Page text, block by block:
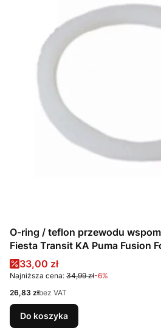
O-ring / teflon przewodu
Fiesta Transit KA Puma Fusion
Cougar Maverick / 3518119 /
S303
Cena promocyjna
33,00 zł
Najniższa cena: 34,99 zł-6%
Cena
26,83 złbez VAT
Do koszyka